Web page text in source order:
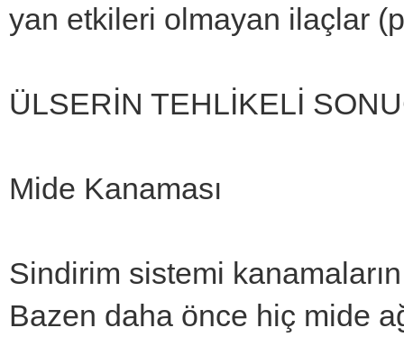
yan etkileri olmayan ilaçlar
ÜLSERİN TEHLİKELİ
Mide Kanaması
Sindirim sistemi
Bazen daha önce hiç mide